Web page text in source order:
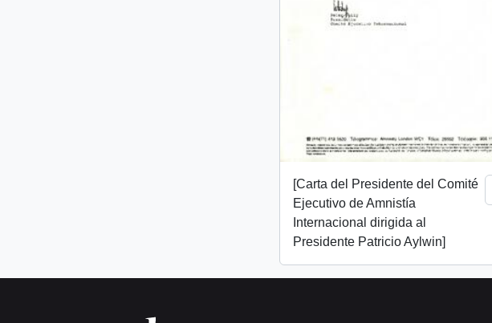
[Carta del Presidente del Comité
Ejecutivo de Amnistía
Internacional dirigida al
Presidente Patricio Aylwin]